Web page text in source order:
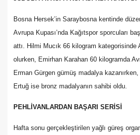
Bosna Hersek’in Saraybosna kentinde
Avrupa Kupası’nda Kağıtspor sporcuları
attı. Hilmi Mucık 66 kilogram kategorisinde
olurken, Emirhan Karahan 60 kilogramda
Erman Gürgen gümüş madalya
Ertuğ ise bronz madalyanın sahibi oldu.
PEHLİVANLARDAN BAŞARI SERİSİ
Hafta sonu gerçekleştirilen yağlı güreş